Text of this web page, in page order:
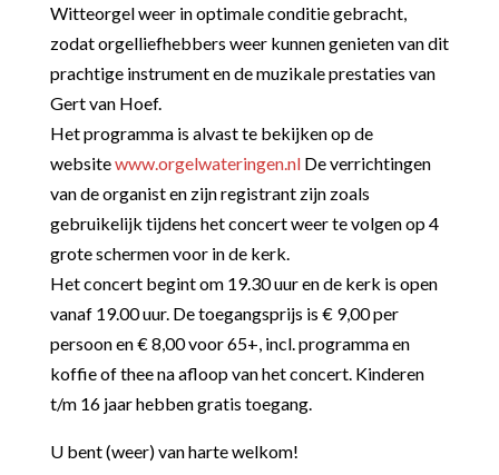
Witteorgel weer in optimale conditie gebracht,
zodat orgelliefhebbers weer kunnen genieten van dit
prachtige instrument en de muzikale prestaties van
Gert van Hoef.
Het programma is alvast te bekijken op de
websitewww.orgelwateringen.nlDe verrichtingen
van de organist en zijn registrant zijn zoals
gebruikelijk tijdens het concert weer te volgen op 4
grote schermen voor in de kerk.
Het concert begint om 19.30 uur en de kerk is open
vanaf 19.00 uur. De toegangsprijs is € 9,00 per
persoon en € 8,00 voor 65+, incl. programma en
koffie of thee na afloop van het concert. Kinderen
t/m 16 jaar hebben gratis toegang.
U bent (weer) van harte welkom!